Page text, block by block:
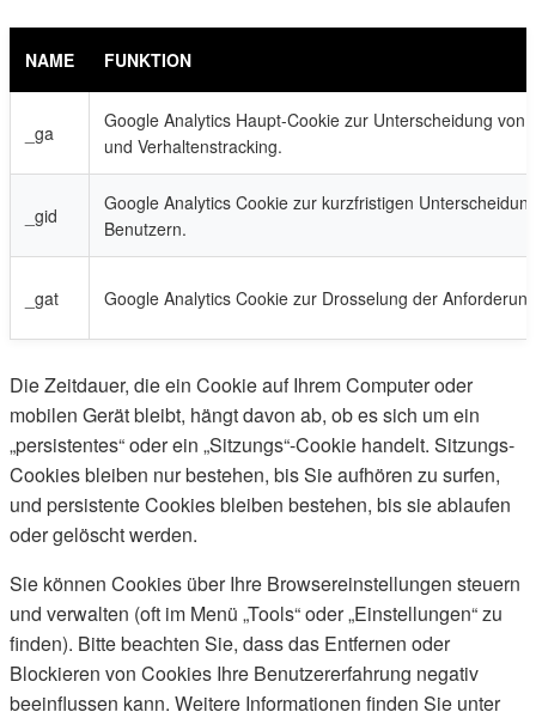
NAME FUNKTION
_ga
Google Analytics Haupt-Cookie zur Unterscheidung von
und Verhaltenstracking.
_gid
Google Analytics Cookie zur kurzfristigen
Benutzern.
_gat Google Analytics Cookie zur Drosselung der
Die Zeitdauer, die ein Cookie auf Ihrem Computer oder
mobilen Gerät bleibt, hängt davon ab, ob es sich um ein
„persistentes“ oder ein „Sitzungs“-Cookie handelt. Sitzungs-
Cookies bleiben nur bestehen, bis Sie aufhören zu surfen,
und persistente Cookies bleiben bestehen, bis sie ablaufen
oder gelöscht werden.
Sie können Cookies über Ihre Browsereinstellungen steuern
und verwalten (oft im Menü „Tools“ oder „Einstellungen“ zu
finden). Bitte beachten Sie, dass das Entfernen oder
Blockieren von Cookies Ihre Benutzererfahrung negativ
beeinflussen kann. Weitere Informationen finden Sie unter